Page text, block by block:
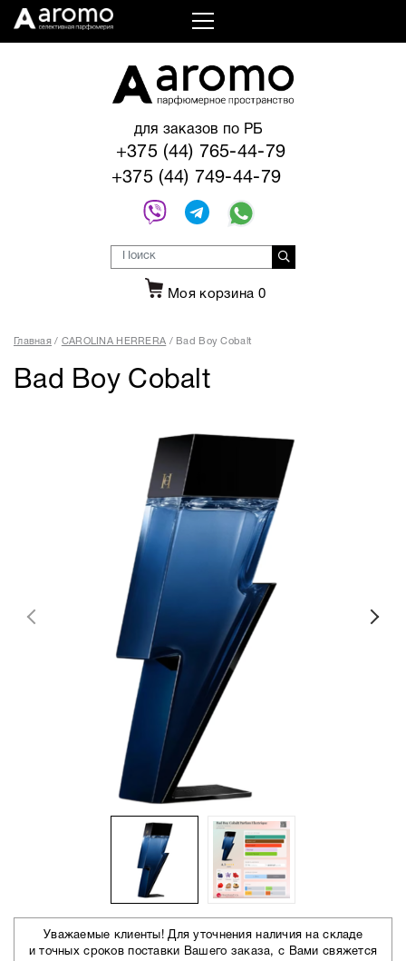
для заказов по РБ
+375 (44) 765-44-79
+375 (44) 749-44-79
Моя корзина 0
Главная CAROLINA HERRERA Bad Boy Cobalt
Bad Boy Cobalt
Уважаемые клиенты! Для уточнения наличия на складе
и точных сроков поставки Вашего заказа, с Вами свяжется